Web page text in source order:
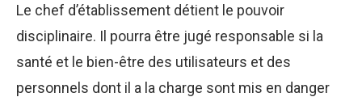
Le chef d’établissement détient le pouvoir
disciplinaire. Il pourra être jugé responsable si la
santé et le bien-être des utilisateurs et des
personnels dont il a la charge sont mis en danger